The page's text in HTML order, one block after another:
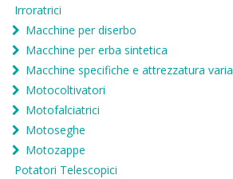
Irroratrici
Macchine per diserbo
Macchine per erba sintetica
Macchine specifiche e attrezzatura varia
Motocoltivatori
Motofalciatrici
Motoseghe
Motozappe
Potatori Telescopici